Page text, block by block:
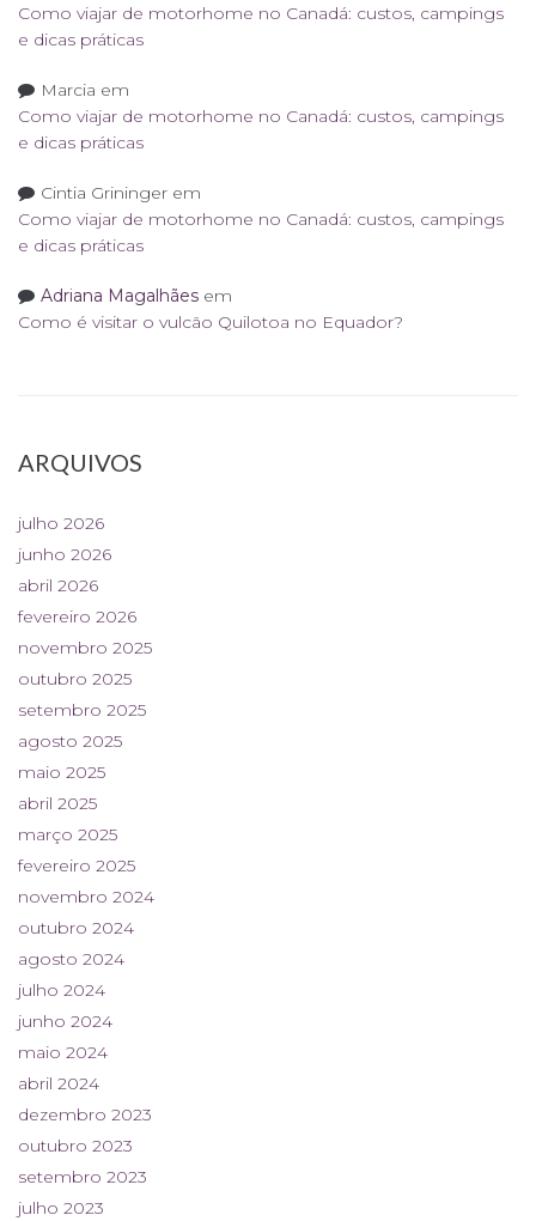
Como viajar de motorhome no Canadá: custos, campings
e dicas práticas
Marcia em
Como viajar de motorhome no Canadá: custos, campings
e dicas práticas
Cintia Grininger em
Como viajar de motorhome no Canadá: custos, campings
e dicas práticas
Adriana Magalhães em
Como é visitar o vulcão Quilotoa no Equador?
ARQUIVOS
julho 2026
junho 2026
abril 2026
fevereiro 2026
novembro 2025
outubro 2025
setembro 2025
agosto 2025
maio 2025
abril 2025
março 2025
fevereiro 2025
novembro 2024
outubro 2024
agosto 2024
julho 2024
junho 2024
maio 2024
abril 2024
dezembro 2023
outubro 2023
setembro 2023
julho 2023